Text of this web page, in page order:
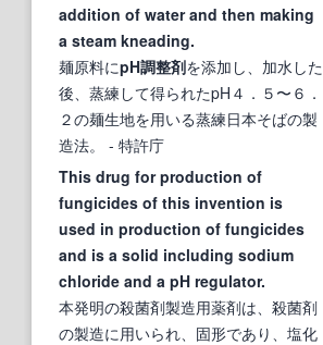
addition of water and then making
a steam kneading.
麺原料にpH調整剤を添加し、加水した
後、蒸練して得られたpH４．５〜６．
２の麺生地を用いる蒸練日本そばの製
造法。
- 特許庁
This drug for production of
fungicides of this invention is
used in production of fungicides
and is a solid including sodium
chloride and a pH regulator.
本発明の殺菌剤製造用薬剤は、殺菌剤
の製造に用いられ、固形であり、塩化